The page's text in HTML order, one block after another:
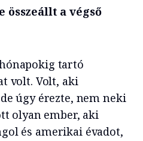
a végső
tartó
volt. Volt, aki
úgy érezte, nem neki
olyan ember, aki
és amerikai évadot,